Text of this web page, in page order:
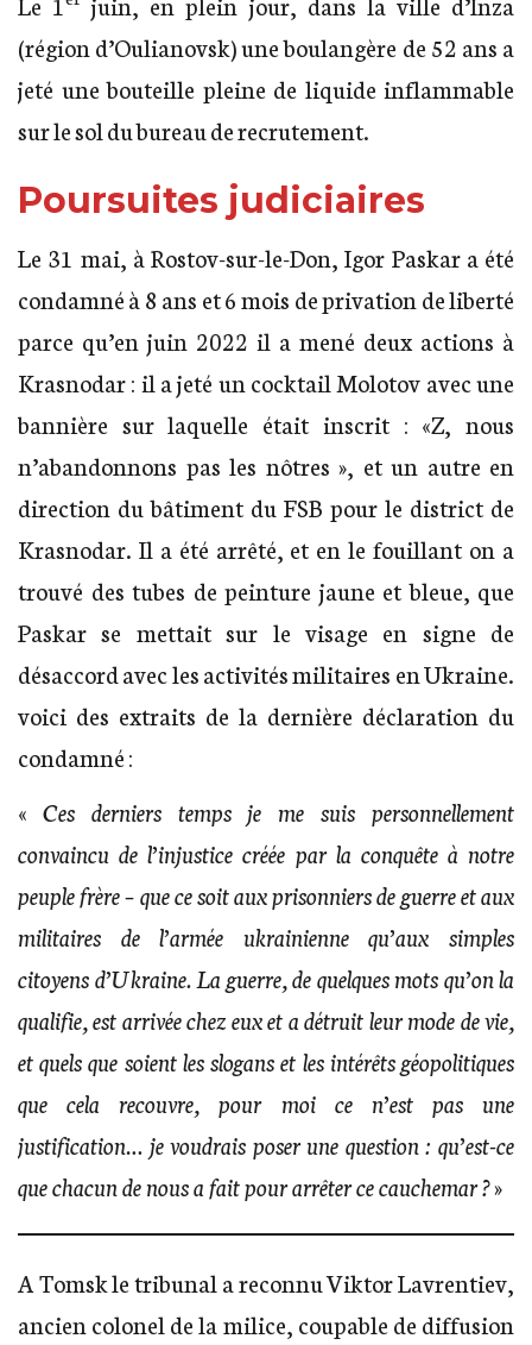
(région d’Oulianovsk) une boulangère de 52 ans a
jeté une bouteille pleine de liquide inflammable
sur le sol du bureau de recrutement.
Poursuites judiciaires
Le 31 mai, à Rostov-sur-le-Don, Igor Paskar a été
condamné à 8 ans et 6 mois de privation de liberté
parce qu’en juin 2022 il a mené deux actions à
Krasnodar : il a jeté un cocktail Molotov avec une
bannière sur laquelle était inscrit : «Z, nous
n’abandonnons pas les nôtres », et un autre en
direction du bâtiment du FSB pour le district de
Krasnodar. Il a été arrêté, et en le fouillant on a
trouvé des tubes de peinture jaune et bleue, que
Paskar se mettait sur le visage en signe de
désaccord avec les activités militaires en Ukraine.
voici des extraits de la dernière déclaration du
condamné :
« Ces derniers temps je me suis personnellement
convaincu de l’injustice créée par la conquête à notre
peuple frère – que ce soit aux prisonniers de guerre et aux
militaires de l’armée ukrainienne qu’aux simples
citoyens d’Ukraine. La guerre, de quelques mots qu’on la
qualifie, est arrivée chez eux et a détruit leur mode de vie,
et quels que soient les slogans et les intérêts géopolitiques
que cela recouvre, pour moi ce n’est pas une
justification… je voudrais poser une question : qu’est-ce
que chacun de nous a fait pour arrêter ce cauchemar ?»
A Tomsk le tribunal a reconnu Viktor Lavrentiev,
ancien colonel de la milice, coupable de diffusion